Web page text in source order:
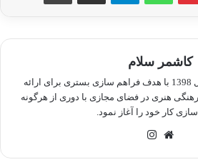
کاشمر سلام
رسانه کاشمر سلام، از سال 1398 با هدف فراهم سازی بستری برای ارائه
هنری در فضای مجازی با دوری از هرگونه
کار خود را آغاز نمود.
وبسایت